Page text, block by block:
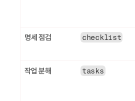
명세 점검 checklist
작업 분해 tasks